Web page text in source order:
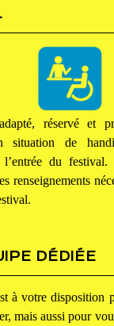
réservé et
situation de
du
renseignements
DÉDIÉE
à votre disposition
mais aussi pour